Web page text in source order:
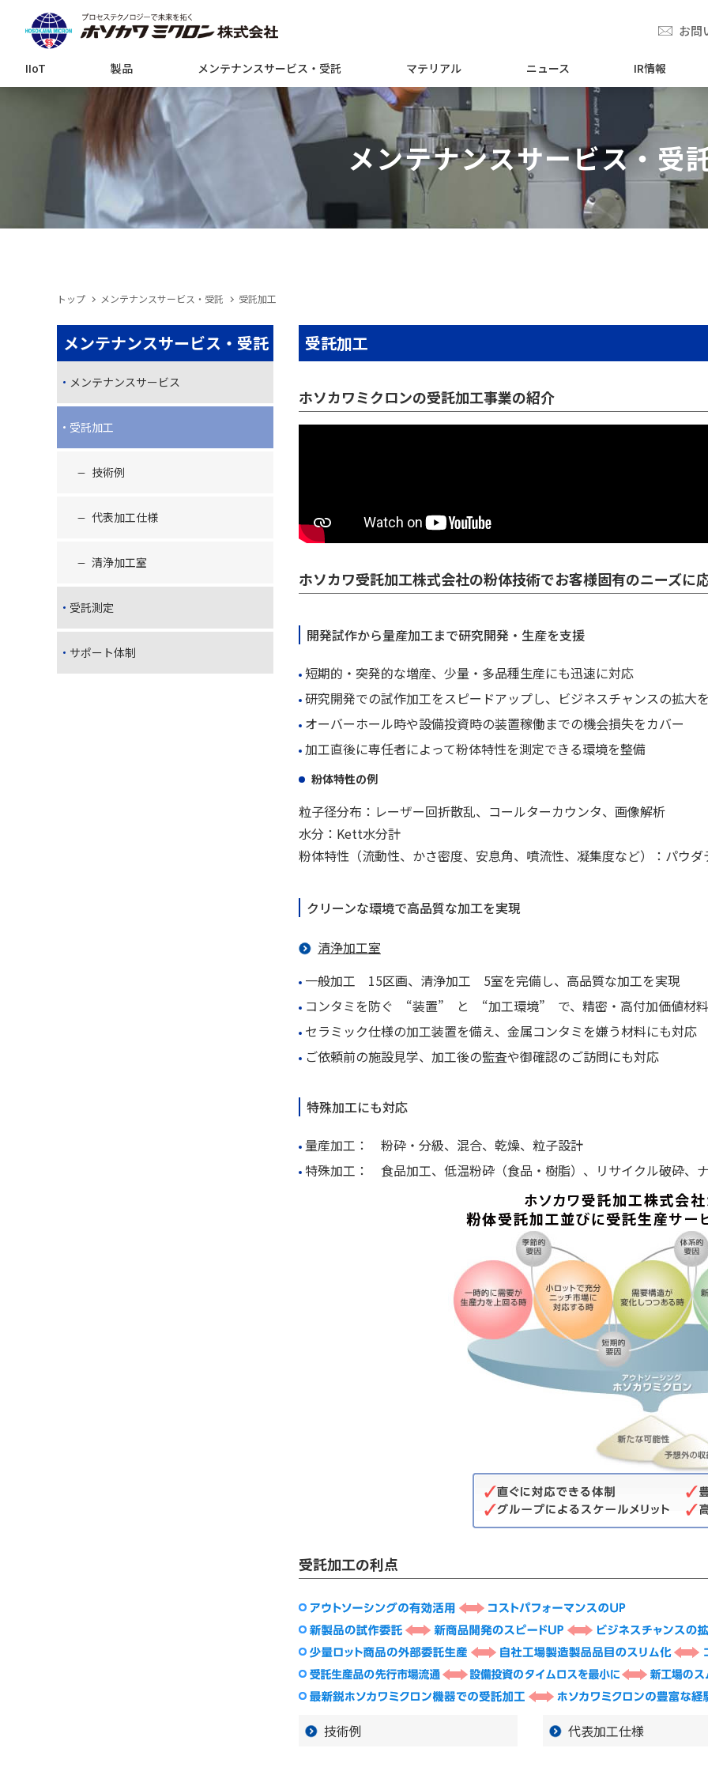
お問
IIoT 製品 メンテナンスサービス・受託 マテリアル ニュース IR情報
メンテナンスサービス・受
トップ メンテナンスサービス・受託 受託加工
メンテナンスサービス・受託
メンテナンスサービス
受託加工
技術例
代表加工仕様
清浄加工室
受託測定
サポート体制
受託加工
ホソカワミクロンの受託加工事業の紹介
ホソカワ受託加工株式会社の粉体技術でお客様固有のニーズに
開発試作から量産加工まで研究開発・生産を支援
短期的・突発的な増産、少量・多品種生産にも迅速に対応
研究開発での試作加工をスピードアップし、ビジネスチャンスの拡大
オーバーホール時や設備投資時の装置稼働までの機会損失をカバー
加工直後に専任者によって粉体特性を測定できる環境を整備
粉体特性の例
粒子径分布：レーザー回折散乱、コールターカウンタ、画像解析
水分：Kett水分計
粉体特性（流動性、かさ密度、安息角、噴流性、凝集度など）：パウダ
クリーンな環境で高品質な加工を実現
清浄加工室
一般加工 15区画、清浄加工 5室を完備し、高品質な加工を実現
コンタミを防ぐ “装置” と “加工環境” で、精密・高付加価値材
セラミック仕様の加工装置を備え、金属コンタミを嫌う材料にも対応
ご依頼前の施設見学、加工後の監査や御確認のご訪問にも対応
特殊加工にも対応
量産加工： 粉砕・分級、混合、乾燥、粒子設計
特殊加工： 食品加工、低温粉砕（食品・樹脂）、リサイクル破砕、
受託加工の利点
技術例 代表加工仕様